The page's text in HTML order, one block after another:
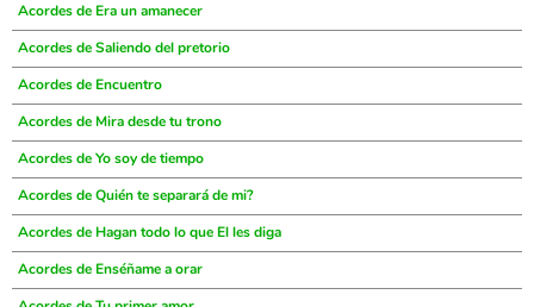
Acordes de Era un amanecer
Acordes de Saliendo del pretorio
Acordes de Encuentro
Acordes de Mira desde tu trono
Acordes de Yo soy de tiempo
Acordes de Quién te separará de mi?
Acordes de Hagan todo lo que El les diga
Acordes de Enséñame a orar